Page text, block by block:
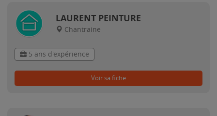
LAURENT PEINTURE
Chantraine
5 ans d'expérience
Voir sa fiche